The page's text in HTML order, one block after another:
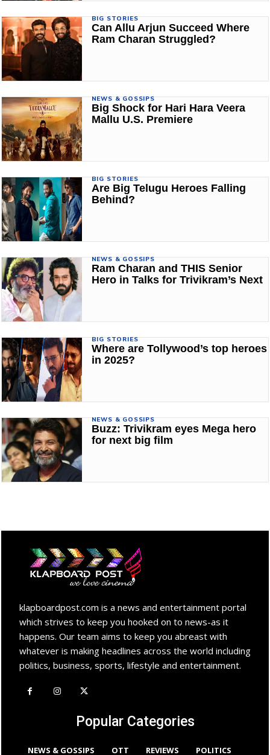
BIG STORIES
Can Allu Arjun Succeed Where
Ram Charan Struggled?
NEWS & GOSSIPS
Big Shock for Hari Hara Veera
Mallu U.S. Premiere
BIG STORIES
Are Big Telugu Heroes Falling
Behind?
NEWS & GOSSIPS
Ram Charan and THIS Senior
Hero in Talks for Trivikram’s Next
BIG STORIES
Where are Tollywood’s top heroes
in 2025?
NEWS & GOSSIPS
Buzz: Trivikram eyes Mega hero
for next big film
klapboardpost.com is a news and entertainment portal
which strives to keep you hooked on to news-as it
happens. Our team aims to keep you abreast with
whatever is making headlines across the world including
politics, business, sports, lifestyle and entertainment.
Popular Categories
NEWS & GOSSIPS OTT REVIEWS POLITICS